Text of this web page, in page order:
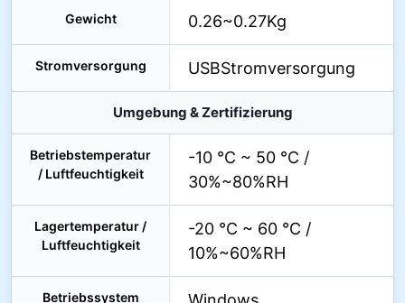
Gewicht 0.26~0.27Kg
Stromversorgung USBStromversorgung
Umgebung & Zertifizierung
Betriebstemperatur
/ Luftfeuchtigkeit
-10 °C ~ 50 °C /
30%~80%RH
Lagertemperatur /
Luftfeuchtigkeit
-20 °C ~ 60 °C /
10%~60%RH
Betriebssystem